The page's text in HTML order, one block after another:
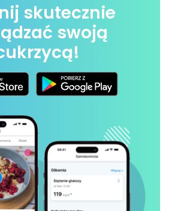
skutecznie
swoją